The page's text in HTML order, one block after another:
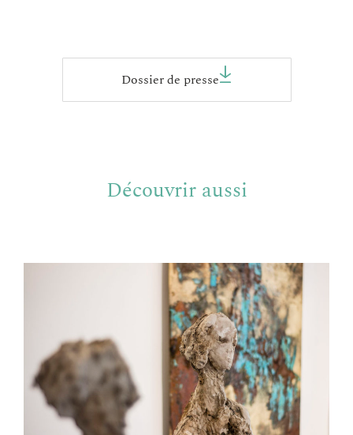
Dossier de presse
Découvrir aussi